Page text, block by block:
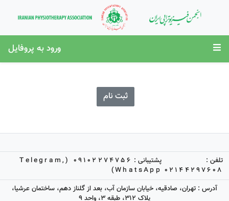
ورود به پروفایل
ثبت نام
تلفن :
02144297608
پشتیبانی :
09102274756 (Telegram,
WhatsApp)
آدرس : تهران، صادقیه، خیابان سازمان آب، بعد از گلناز دهم، ساختمان عرشیا،
پلاک 312، طبقه 3، واحد 9